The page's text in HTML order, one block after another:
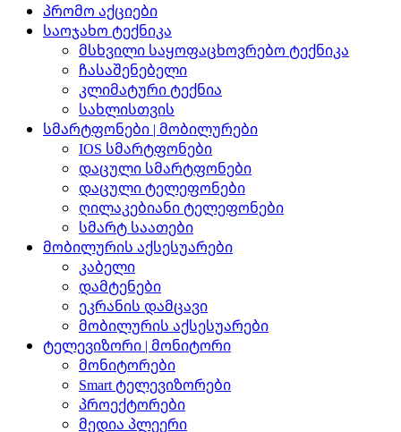
პრომო აქციები
საოჯახო ტექნიკა
მსხვილი საყოფაცხოვრებო ტექნიკა
ჩასაშენებელი
კლიმატური ტექნია
სახლისთვის
სმარტფონები | მობილურები
IOS სმარტფონები
დაცული სმარტფონები
დაცული ტელეფონები
ღილაკებიანი ტელეფონები
სმარტ საათები
მობილურის აქსესუარები
კაბელი
დამტენები
ეკრანის დამცავი
მობილურის აქსესუარები
ტელევიზორი | მონიტორი
მონიტორები
Smart ტელევიზორები
პროექტორები
მედია პლეერი